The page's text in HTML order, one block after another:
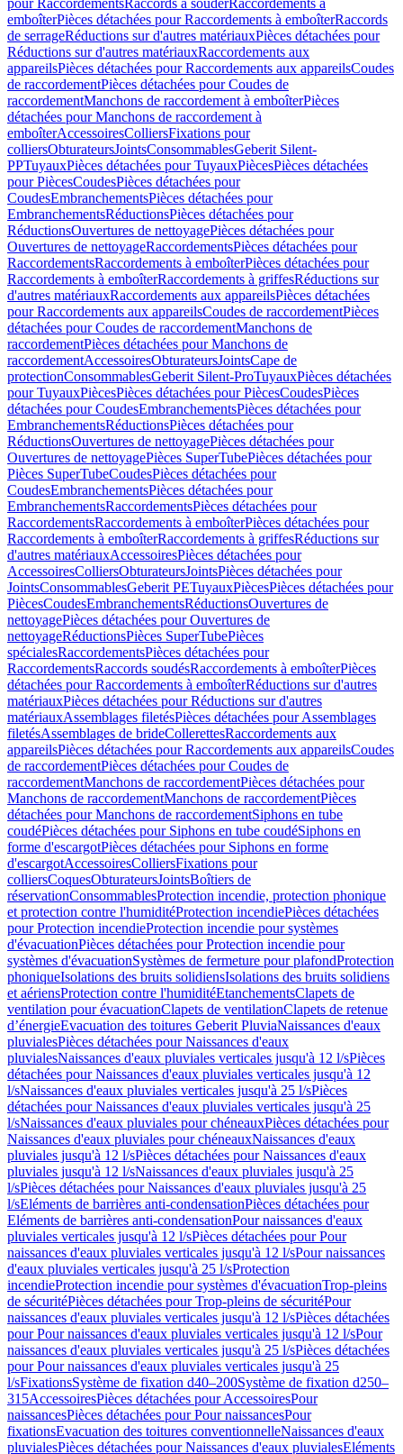
pour RaccordementsRaccords à souderRaccordements à
emboîterPièces détachées pour Raccordements à emboîterRaccords
de serrageRéductions sur d'autres matériauxPièces détachées pour
Réductions sur d'autres matériauxRaccordements aux
appareilsPièces détachées pour Raccordements aux appareilsCoudes
de raccordementPièces détachées pour Coudes de
raccordementManchons de raccordement à emboîterPièces
détachées pour Manchons de raccordement à
emboîterAccessoiresColliersFixations pour
colliersObturateursJointsConsommablesGeberit Silent-
PPTuyauxPièces détachées pour TuyauxPiècesPièces détachées
pour PiècesCoudesPièces détachées pour
CoudesEmbranchementsPièces détachées pour
EmbranchementsRéductionsPièces détachées pour
RéductionsOuvertures de nettoyagePièces détachées pour
Ouvertures de nettoyageRaccordementsPièces détachées pour
RaccordementsRaccordements à emboîterPièces détachées pour
Raccordements à emboîterRaccordements à griffesRéductions sur
d'autres matériauxRaccordements aux appareilsPièces détachées
pour Raccordements aux appareilsCoudes de raccordementPièces
détachées pour Coudes de raccordementManchons de
raccordementPièces détachées pour Manchons de
raccordementAccessoiresObturateursJointsCape de
protectionConsommablesGeberit Silent-ProTuyauxPièces détachées
pour TuyauxPiècesPièces détachées pour PiècesCoudesPièces
détachées pour CoudesEmbranchementsPièces détachées pour
EmbranchementsRéductionsPièces détachées pour
RéductionsOuvertures de nettoyagePièces détachées pour
Ouvertures de nettoyagePièces SuperTubePièces détachées pour
Pièces SuperTubeCoudesPièces détachées pour
CoudesEmbranchementsPièces détachées pour
EmbranchementsRaccordementsPièces détachées pour
RaccordementsRaccordements à emboîterPièces détachées pour
Raccordements à emboîterRaccordements à griffesRéductions sur
d'autres matériauxAccessoiresPièces détachées pour
AccessoiresColliersObturateursJointsPièces détachées pour
JointsConsommablesGeberit PETuyauxPiècesPièces détachées pour
PiècesCoudesEmbranchementsRéductionsOuvertures de
nettoyagePièces détachées pour Ouvertures de
nettoyageRéductionsPièces SuperTubePièces
spécialesRaccordementsPièces détachées pour
RaccordementsRaccords soudésRaccordements à emboîterPièces
détachées pour Raccordements à emboîterRéductions sur d'autres
matériauxPièces détachées pour Réductions sur d'autres
matériauxAssemblages filetésPièces détachées pour Assemblages
filetésAssemblages de brideCollerettesRaccordements aux
appareilsPièces détachées pour Raccordements aux appareilsCoudes
de raccordementPièces détachées pour Coudes de
raccordementManchons de raccordementPièces détachées pour
Manchons de raccordementManchons de raccordementPièces
détachées pour Manchons de raccordementSiphons en tube
coudéPièces détachées pour Siphons en tube coudéSiphons en
forme d'escargotPièces détachées pour Siphons en forme
d'escargotAccessoiresColliersFixations pour
colliersCoquesObturateursJointsBoîtiers de
réservationConsommablesProtection incendie, protection phonique
et protection contre l'humiditéProtection incendiePièces détachées
pour Protection incendieProtection incendie pour systèmes
d'évacuationPièces détachées pour Protection incendie pour
systèmes d'évacuationSystèmes de fermeture pour plafondProtection
phoniqueIsolations des bruits solidiensIsolations des bruits solidiens
et aériensProtection contre l'humiditéEtanchementsClapets de
ventilation pour évacuationClapets de ventilationClapets de retenue
d’énergieEvacuation des toitures Geberit PluviaNaissances d'eaux
pluvialesPièces détachées pour Naissances d'eaux
pluvialesNaissances d'eaux pluviales verticales jusqu'à 12 l/sPièces
détachées pour Naissances d'eaux pluviales verticales jusqu'à 12
l/sNaissances d'eaux pluviales verticales jusqu'à 25 l/sPièces
détachées pour Naissances d'eaux pluviales verticales jusqu'à 25
l/sNaissances d'eaux pluviales pour chéneauxPièces détachées pour
Naissances d'eaux pluviales pour chéneauxNaissances d'eaux
pluviales jusqu'à 12 l/sPièces détachées pour Naissances d'eaux
pluviales jusqu'à 12 l/sNaissances d'eaux pluviales jusqu'à 25
l/sPièces détachées pour Naissances d'eaux pluviales jusqu'à 25
l/sEléments de barrières anti-condensationPièces détachées pour
Eléments de barrières anti-condensationPour naissances d'eaux
pluviales verticales jusqu'à 12 l/sPièces détachées pour Pour
naissances d'eaux pluviales verticales jusqu'à 12 l/sPour naissances
d'eaux pluviales verticales jusqu'à 25 l/sProtection
incendieProtection incendie pour systèmes d'évacuationTrop-pleins
de sécuritéPièces détachées pour Trop-pleins de sécuritéPour
naissances d'eaux pluviales verticales jusqu'à 12 l/sPièces détachées
pour Pour naissances d'eaux pluviales verticales jusqu'à 12 l/sPour
naissances d'eaux pluviales verticales jusqu'à 25 l/sPièces détachées
pour Pour naissances d'eaux pluviales verticales jusqu'à 25
l/sFixationsSystème de fixation d40–200Système de fixation d250–
315AccessoiresPièces détachées pour AccessoiresPour
naissancesPièces détachées pour Pour naissancesPour
fixationsEvacuation des toitures conventionnelleNaissances d'eaux
pluvialesPièces détachées pour Naissances d'eaux pluvialesEléments